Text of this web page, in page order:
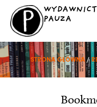
Przejdź
treści
PAUZA
STRONA GŁÓWNA /